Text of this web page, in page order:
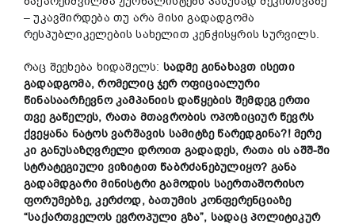
– უკავშირდება თუ არა მისი გადადგომა
რესპუბლიკელების სახელით კენჭისყრის სურვილს.
რაც შეეხება ხიდაშელს: სადმე გინახავთ ისეთი
გადადგომა, რომელიც ჯერ ოფიციალური
წინასაარჩევნო კამპანიის დაწყების შემდეგ ერთი
თვე გაწელეს, რათა მთავრობის ოპოზიციურ წევრს
ქვეყანა ნატოს ვარშავის სამიტზე წარედგინა?! მერე
კი განუსაზღვრელი დროით გადადეს, რათა ის აშშ-ში
სტრატეგიული ვიზიტით წაბრძანებულიყო? განა
გადამდგარი მინისტრი გამოდის საერთაშორისო
ფორუმებზე, კერძოდ, ბათუმის კონფერენციაზე
“საქართველოს ევროპული გზა”, სადაც პოლიტიკურ